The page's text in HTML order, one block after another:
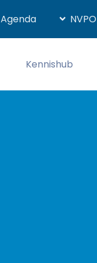
Agenda NVPO
Kennishub